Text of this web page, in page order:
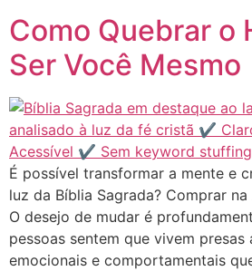
Como Quebrar o
Ser Você Mesmo
É possível transformar a mente e
luz da Bíblia Sagrada? Comprar
O desejo de mudar é
pessoas sentem que vivem presas
emocionais e comportamentais